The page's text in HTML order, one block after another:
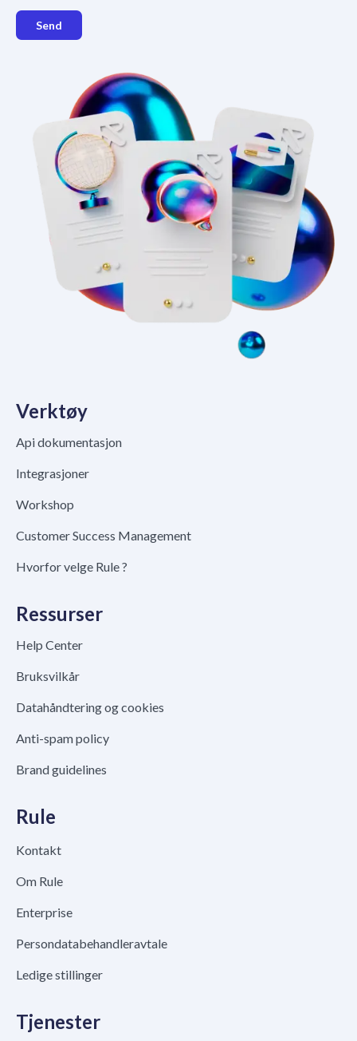
Send
Verktøy
Api dokumentasjon
Integrasjoner
Workshop
Customer Success Management
Hvorfor velge Rule ?
Ressurser
Help Center
Bruksvilkår
Datahåndtering og cookies
Anti-spam policy
Brand guidelines
Rule
Kontakt
Om Rule
Enterprise
Persondatabehandleravtale
Ledige stillinger
Tjenester